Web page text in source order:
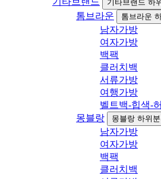
기타브랜드 하
톰브라운 톰브라운
남자가방
여자가방
백팩
클러치백
서류가방
여행가방
벨트백-힙색-
몽블랑
몽블랑 하위
남자가방
여자가방
백팩
클러치백